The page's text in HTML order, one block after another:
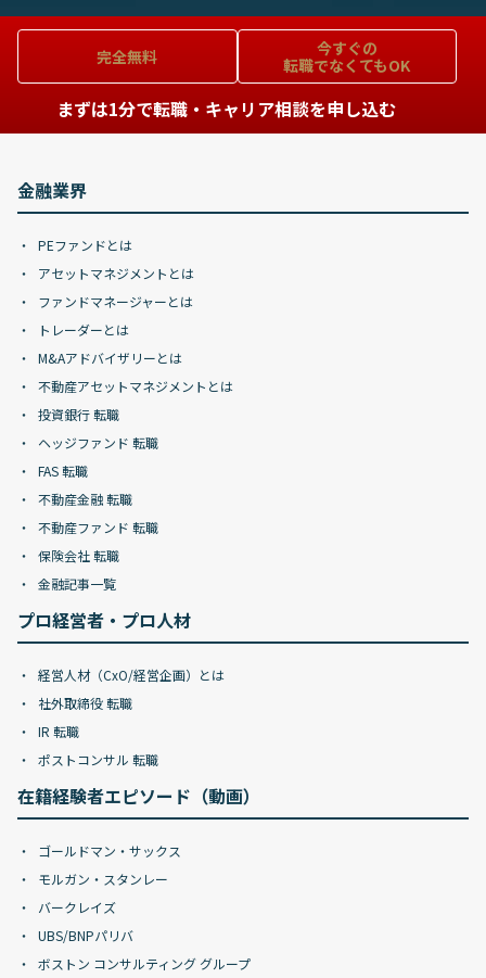
完全無料
今すぐの
転職でなくてもOK
まずは1分で転職・キャリア相談を申し込む
金融業界
PEファンドとは
アセットマネジメントとは
ファンドマネージャーとは
トレーダーとは
M&Aアドバイザリーとは
不動産アセットマネジメントとは
投資銀行 転職
ヘッジファンド 転職
FAS 転職
不動産金融 転職
不動産ファンド 転職
保険会社 転職
金融記事一覧
プロ経営者・プロ人材
経営人材（CxO/経営企画）とは
社外取締役 転職
IR 転職
ポストコンサル 転職
在籍経験者エピソード（動画）
ゴールドマン・サックス
モルガン・スタンレー
バークレイズ
UBS/BNPパリバ
ボストン コンサルティング グループ